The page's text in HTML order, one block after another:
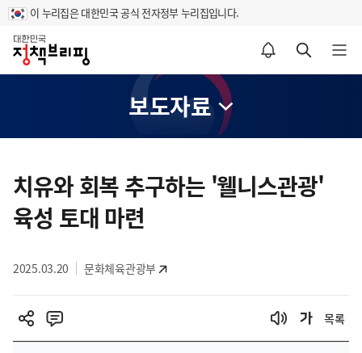
이 누리집은 대한민국 공식 전자정부 누리집입니다.
홈
알림설정 바로가기 검색 바로가기 메뉴 열기
보도자료
텐
츠
영
치유와 회복 추구하는 '웰니스관광'
육성 토대 마련
2025.03.20 문화체육관광부
목록